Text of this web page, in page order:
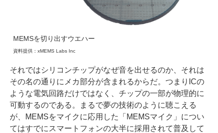
MEMSを切り出すウエハー
資料提供：xMEMS Labs Inc
それではシリコンチップがなぜ音を出せるのか、それは
その名の通りにメカ部分が含まれるからだ。つまりICの
ような電気回路だけではなく、チップの一部が物理的に
可動するのである。まるで夢の技術のように聴こえる
が、MEMSをマイクに応用した「MEMSマイク」につい
てはすでにスマートフォンの大半に採用されて普及して